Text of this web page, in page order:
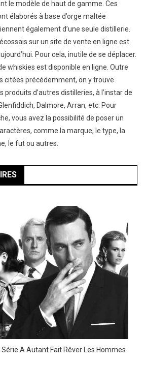
le modèle de haut de gamme. Ces
élaborés à base d’orge maltée
également d’une seule distillerie.
sur un site de vente en ligne est
Pour cela, inutile de se déplacer.
whiskies est disponible en ligne. Outre
citées précédemment, on y trouve
d’autres distilleries, à l’instar de
Dalmore, Arran, etc. Pour
vous avez la possibilité de poser un
comme la marque, le type, la
le fut ou autres.
A Autant Fait Rêver Les Hommes